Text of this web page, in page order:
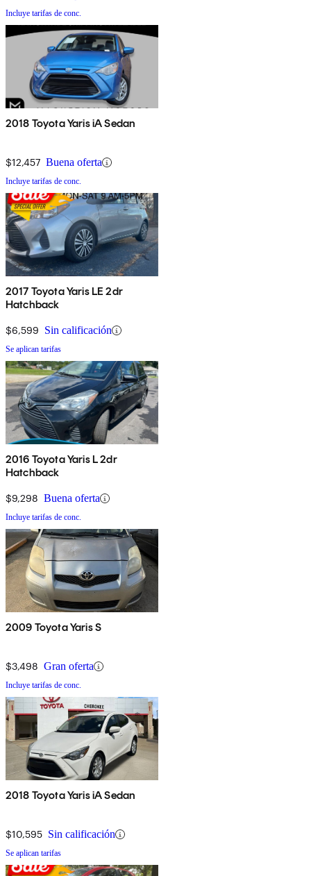
Incluye tarifas de conc.
2018 Toyota Yaris iA Sedan
$12,457 Buena oferta
Incluye tarifas de conc.
2017 Toyota Yaris LE 2dr
Hatchback
$6,599 Sin calificación
Se aplican tarifas
2016 Toyota Yaris L 2dr
Hatchback
$9,298 Buena oferta
Incluye tarifas de conc.
2009 Toyota Yaris S
$3,498 Gran oferta
Incluye tarifas de conc.
2018 Toyota Yaris iA Sedan
$10,595 Sin calificación
Se aplican tarifas